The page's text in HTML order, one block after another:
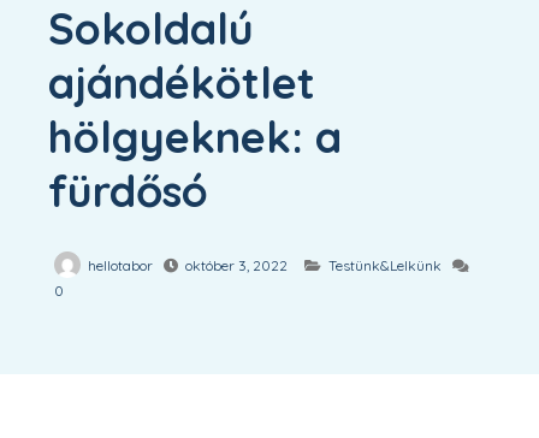
Sokoldalú
ajándékötlet
hölgyeknek: a
fürdősó
hellotabor október 3, 2022
Testünk&Lelkünk
0